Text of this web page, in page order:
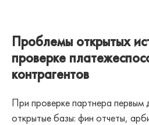
Проблемы открытых
проверке
контрагентов
При проверке партнера первым
открытые базы: фин отчеты,